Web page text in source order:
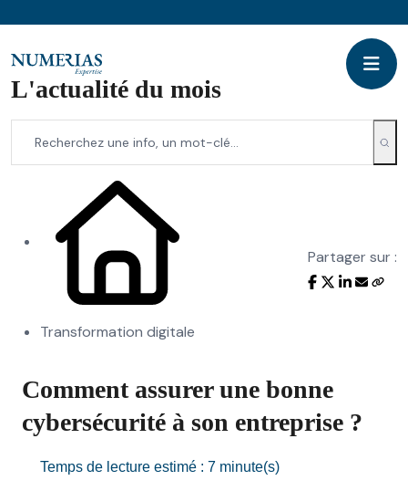
L'actualité du mois
Transformation digitale
Partager sur :
Comment assurer une bonne
cybersécurité à son entreprise ?
Temps de lecture estimé : 7 minute(s)